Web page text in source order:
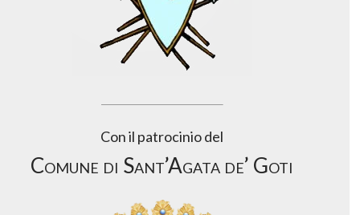
Con il patrocinio del
Comune di Sant’Agata de’ Goti